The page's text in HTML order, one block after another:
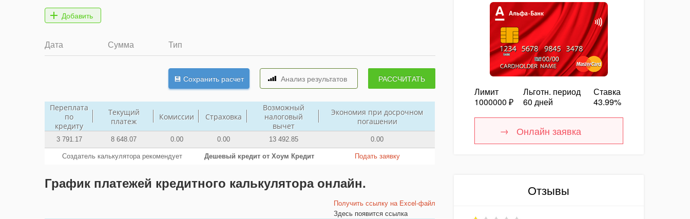
Дата Сумма Тип
Переплата
по
кредиту
Текущий
платеж
Комиссии Страховка
Возможный
налоговый
вычет
Экономия при досрочном
погашении
3 791.17 8 648.07 0.00 0.00 13 492.85 0.00
Создатель калькулятора рекомендует Дешевый кредит от Хоум Кредит Подать заявку
График платежей кредитного калькулятора онлайн.
Получить ссылку на Excel-файл
Здесь появится ссылка
Лимит
1000000 ₽
Льготн. период
60 дней
Ставка
43.99%
Онлайн заявка
Отзывы